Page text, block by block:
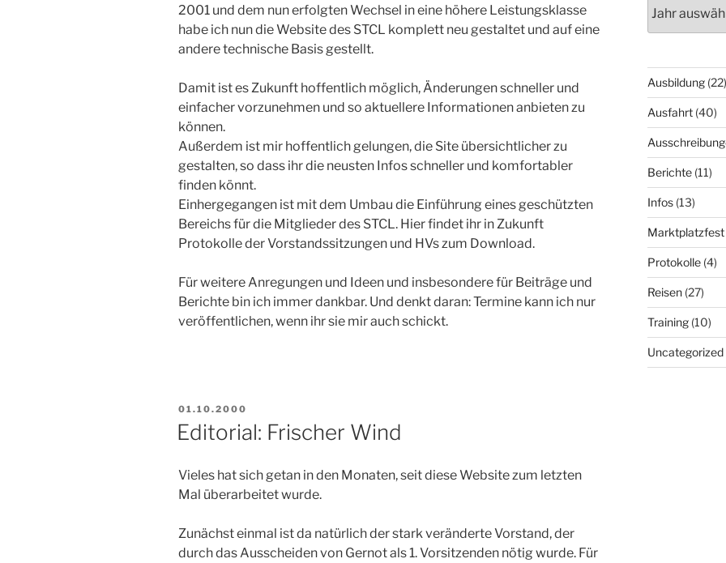
2001 und dem nun erfolgten Wechsel in eine höhere Leistungsklasse
habe ich nun die Website des STCL komplett neu gestaltet und auf eine
andere technische Basis gestellt.
Damit ist es Zukunft hoffentlich möglich, Änderungen schneller und
einfacher vorzunehmen und so aktuellere Informationen anbieten zu
können.
Außerdem ist mir hoffentlich gelungen, die Site übersichtlicher zu
gestalten, so dass ihr die neusten Infos schneller und komfortabler
finden könnt.
Einhergegangen ist mit dem Umbau die Einführung eines geschützten
Bereichs für die Mitglieder des STCL. Hier findet ihr in Zukunft
Protokolle der Vorstandssitzungen und HVs zum Download.
Für weitere Anregungen und Ideen und insbesondere für Beiträge und
Berichte bin ich immer dankbar. Und denkt daran: Termine kann ich nur
veröffentlichen, wenn ihr sie mir auch schickt.
VERÖFFENTLICHT
AM
01.10.2000
Editorial: Frischer Wind
Vieles hat sich getan in den Monaten, seit diese Website zum letzten
Mal überarbeitet wurde.
Zunächst einmal ist da natürlich der stark veränderte Vorstand, der
durch das Ausscheiden von Gernot als 1. Vorsitzenden nötig wurde. Für
Ausbildung(22)
Ausfahrt(40)
Berichte(11)
Infos(13)
Marktplatzfest
Protokolle(4)
Reisen(27)
Training(10)
Uncategorized